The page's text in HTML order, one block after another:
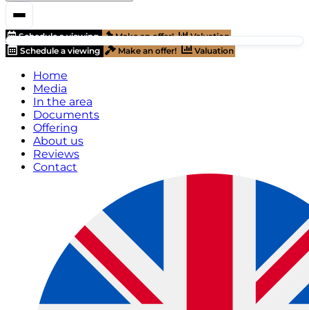
Schedule a viewing Make an offer!
Valuation
Schedule a viewing
Make an offer! Valuation
Home
Media
In the area
Documents
Offering
About us
Reviews
Contact